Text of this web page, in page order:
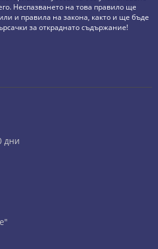
Неспазването на това правило ще
и правила на закона, както и ще бъде
за откраднато съдържание!
дни